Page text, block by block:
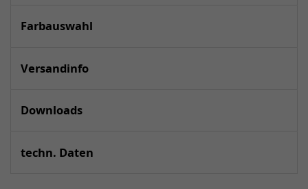
Farbauswahl
Versandinfo
Downloads
techn. Daten